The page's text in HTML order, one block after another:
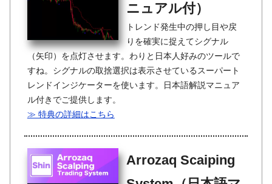
ニュアル付）
トレンド発生中の押し目や戻
りを確実に捉えてシグナル
（矢印）を点灯させます。わりと日本人好みのツールで
すね。シグナルの取捨選択は表示させているスーパート
レンドインジケーターを使います。日本語解説マニュア
ル付きでご提供します。
≫ 特典の詳細はこちら
Arrozaq Scaiping